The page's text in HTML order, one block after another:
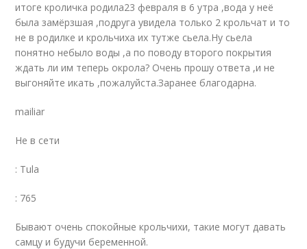
итоге кроличка родила23 февраля в 6 утра ,вода у неё
была замёрзшая ,подруга увидела только 2 крольчат и то
не в родилке и крольчиха их тутже сьела.Ну сьела
понятно небыло воды ,а по поводу второго покрытия
ждать ли им теперь окрола? Очень прошу ответа ,и не
выгоняйте икать ,пожалуйста.Заранее благодарна.
mailiar
Не в сети
: Tula
: 765
Бывают очень спокойные крольчихи, такие могут давать
самцу и будучи беременной.